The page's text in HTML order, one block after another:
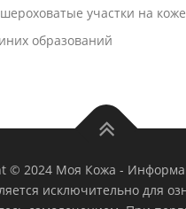
участки на коже
образований
© 2024 Моя Кожа -
исключительно для